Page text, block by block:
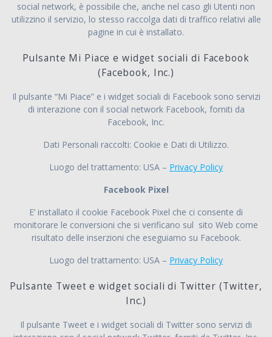
social network, è possibile che, anche nel caso gli Utenti non
utilizzino il servizio, lo stesso raccolga dati di traffico relativi alle
pagine in cui è installato.
Pulsante Mi Piace e widget sociali di Facebook
(Facebook, Inc.)
Il pulsante “Mi Piace” e i widget sociali di Facebook sono servizi
di interazione con il social network Facebook, forniti da
Facebook, Inc.
Dati Personali raccolti: Cookie e Dati di Utilizzo.
Luogo del trattamento: USA – Privacy Policy
Facebook Pixel
E’ installato il cookie Facebook Pixel che ci consente di
monitorare le conversioni che si verificano sul sito Web come
risultato delle inserzioni che eseguiamo su Facebook.
Luogo del trattamento: USA – Privacy Policy
Pulsante Tweet e widget sociali di Twitter (Twitter,
Inc.)
Il pulsante Tweet e i widget sociali di Twitter sono servizi di